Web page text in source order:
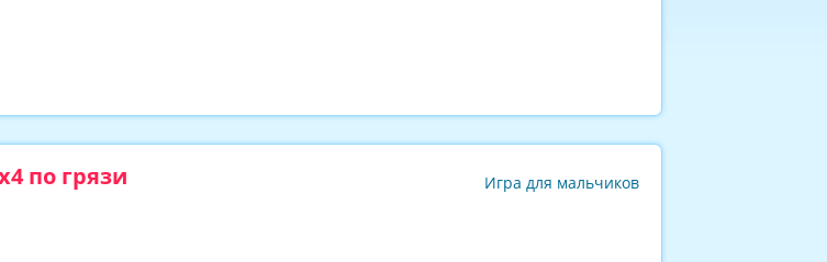
по грязи Игра для мальчиков